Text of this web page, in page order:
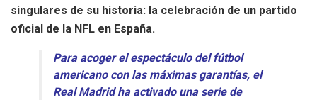
singulares de su historia: la celebración de un partido
oficial de la NFL en España.
Para acoger el espectáculo del fútbol
americano con las máximas garantías, el
Real Madrid ha activado una serie de